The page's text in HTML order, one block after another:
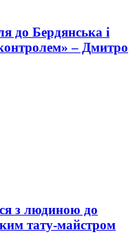
до Бердянська і
– Дмитро
з людиною до
тату-майстром